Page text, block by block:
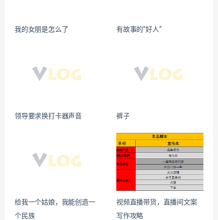
我的女朋是怎么了 有故事的“好人”
领导要求换打卡器声音 裤子
给我一个姑娘，我能创造一
个民族
视频直播带货，直播间文案
写作攻略